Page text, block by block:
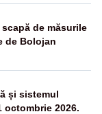
de măsurile
de Bolojan
și sistemul
octombrie 2026.